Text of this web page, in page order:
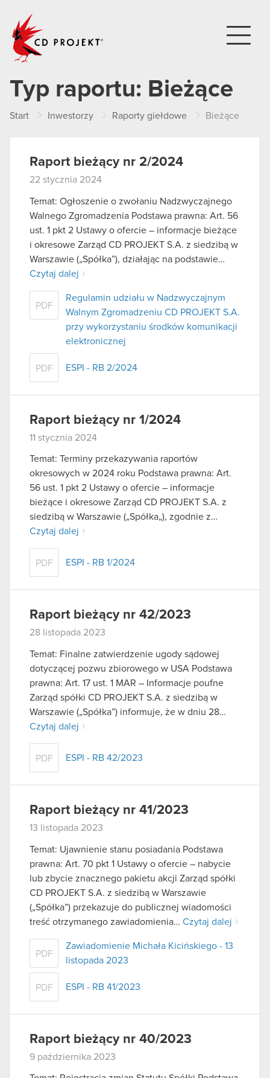
Typ raportu: Bieżące
Start Inwestorzy Raporty giełdowe Bieżące
Raport bieżący nr 2/2024
22 stycznia 2024
Temat: Ogłoszenie o zwołaniu Nadzwyczajnego
Walnego Zgromadzenia Podstawa prawna: Art. 56
ust. 1 pkt 2 Ustawy o ofercie – informacje bieżące
i okresowe Zarząd CD PROJEKT S.A. z siedzibą w
Warszawie („Spółka”), działając na podstawie…
Czytaj dalej
PDF
Regulamin udziału w Nadzwyczajnym
Walnym Zgromadzeniu CD PROJEKT S.A.
przy wykorzystaniu środków komunikacji
elektronicznej
PDF ESPI - RB 2/2024
Raport bieżący nr 1/2024
11 stycznia 2024
Temat: Terminy przekazywania raportów
okresowych w 2024 roku Podstawa prawna: Art.
56 ust. 1 pkt 2 Ustawy o ofercie – informacje
bieżące i okresowe Zarząd CD PROJEKT S.A. z
siedzibą w Warszawie („Spółka„), zgodnie z…
Czytaj dalej
PDF ESPI - RB 1/2024
Raport bieżący nr 42/2023
28 listopada 2023
Temat: Finalne zatwierdzenie ugody sądowej
dotyczącej pozwu zbiorowego w USA Podstawa
prawna: Art. 17 ust. 1 MAR – Informacje poufne
Zarząd spółki CD PROJEKT S.A. z siedzibą w
Warszawie („Spółka”) informuje, że w dniu 28…
Czytaj dalej
PDF ESPI - RB 42/2023
Raport bieżący nr 41/2023
13 listopada 2023
Temat: Ujawnienie stanu posiadania Podstawa
prawna: Art. 70 pkt 1 Ustawy o ofercie – nabycie
lub zbycie znacznego pakietu akcji Zarząd spółki
CD PROJEKT S.A. z siedzibą w Warszawie
(„Spółka”) przekazuje do publicznej wiadomości
treść otrzymanego zawiadomienia… Czytaj dalej
PDF
Zawiadomienie Michała Kicińskiego - 13
listopada 2023
PDF ESPI - RB 41/2023
Raport bieżący nr 40/2023
9 października 2023